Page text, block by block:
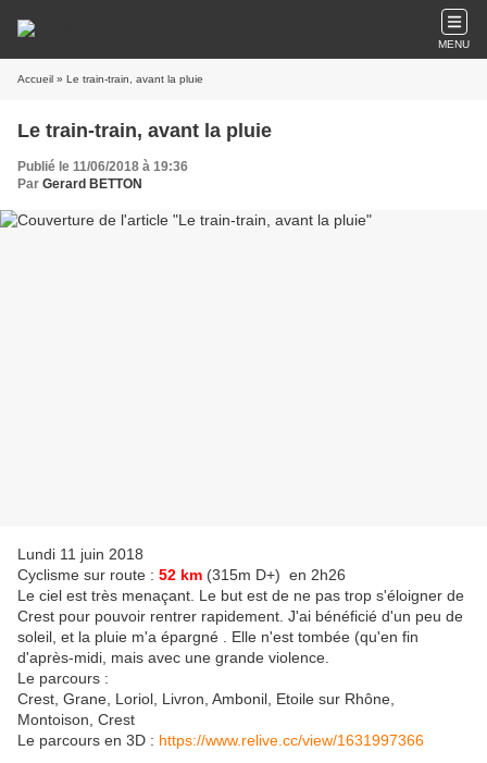
MENU
Accueil » Le train-train, avant la pluie
Le train-train, avant la pluie
Publié le 11/06/2018 à 19:36
Par Gerard BETTON
Lundi 11 juin 2018
Cyclisme sur route : 52 km (315m D+) en 2h26
Le ciel est très menaçant. Le but est de ne pas trop s'éloigner de
Crest pour pouvoir rentrer rapidement. J'ai bénéficié d'un peu de
soleil, et la pluie m'a épargné . Elle n'est tombée (qu'en fin
d'après-midi, mais avec une grande violence.
Le parcours :
Crest, Grane, Loriol, Livron, Ambonil, Etoile sur Rhône,
Montoison, Crest
Le parcours en 3D : https://www.relive.cc/view/1631997366